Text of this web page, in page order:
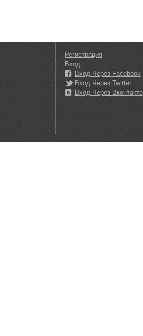
Регистрация
Вход
Вход Через Facebook
Вход Через Twitter
Вход Через Вконтакте